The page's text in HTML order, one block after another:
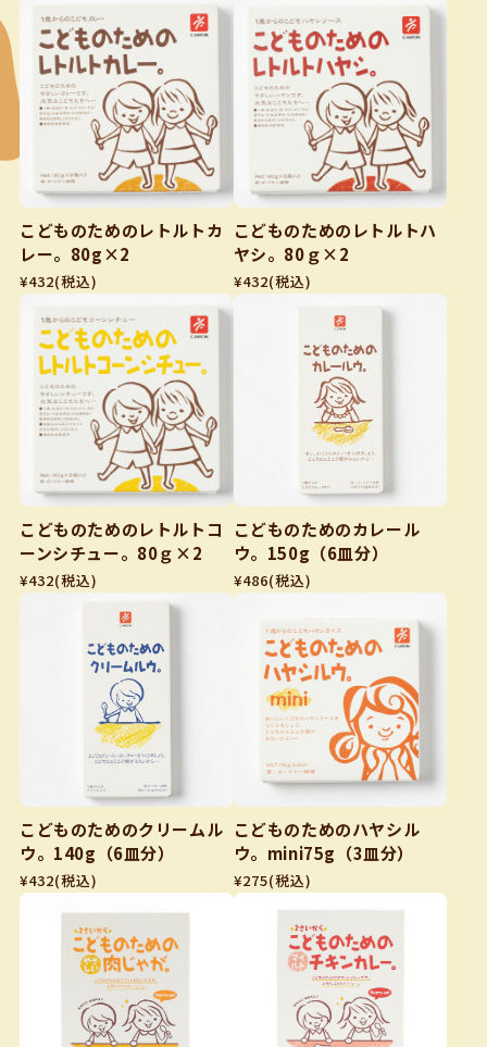
こどものためのレトルトカ
レー。80g×2
¥432(税込)
こどものためのレトルトハ
ヤシ。80ｇ×2
¥432(税込)
こどものためのレトルトコ
ーンシチュー。80ｇ×2
¥432(税込)
こどものためのカレール
ウ。150g（6皿分）
¥486(税込)
こどものためのクリームル
ウ。140g（6皿分）
¥432(税込)
こどものためのハヤシル
ウ。mini75g（3皿分）
¥275(税込)